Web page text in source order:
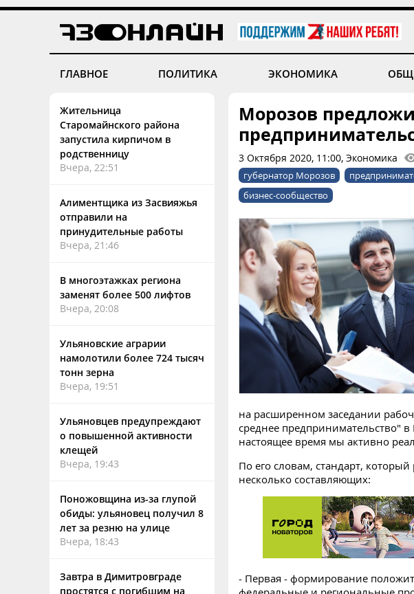
ГЛАВНОЕ ПОЛИТИКА ЭКОНОМИКА
Жительница
Старомайнского района
запустила кирпичом в
родственницу
Вчера, 22:51
Алиментщика из Засвияжья
отправили на
принудительные работы
Вчера, 21:46
В многоэтажках региона
заменят более 500 лифтов
Вчера, 20:08
Ульяновские аграрии
намолотили более 724 тысяч
тонн зерна
Вчера, 19:51
Ульяновцев предупреждают
о повышенной активности
клещей
Вчера, 19:43
Поножовщина из-за глупой
обиды: ульяновец получил 8
лет за резню на улице
Вчера, 18:43
Завтра в Димитровграде
простятся с погибшим на
Морозов
3 Октября 2020, 11:00, Экономика
губернатор Морозов
бизнес-сообщество
на расширенном заседании
среднее предпринимательство"
настоящее время мы активно
По его словам, стандарт,
несколько составляющих:
- Первая - формирование